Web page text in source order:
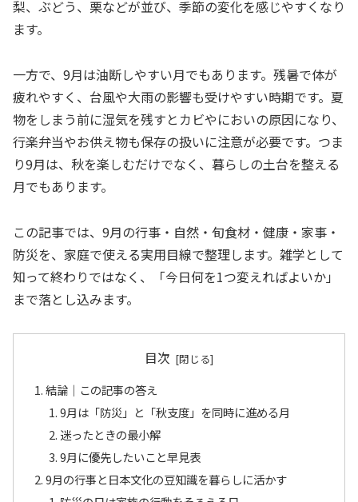
梨、ぶどう、栗などが並び、季節の変化を感じやすくなり
ます。
一方で、9月は油断しやすい月でもあります。残暑で体が
疲れやすく、台風や大雨の影響も受けやすい時期です。夏
物をしまう前に湿気を残すとカビやにおいの原因になり、
行楽弁当やお供え物も保存の扱いに注意が必要です。つま
り9月は、秋を楽しむだけでなく、暮らしの土台を整える
月でもあります。
この記事では、9月の行事・自然・旬食材・健康・家事・
防災を、家庭で使える実用目線で整理します。雑学として
知って終わりではなく、「今日何を1つ変えればよいか」
まで落とし込みます。
目次
結論｜この記事の答え
9月は「防災」と「秋支度」を同時に進める月
迷ったときの最小解
9月に優先したいこと早見表
9月の行事と日本文化の豆知識を暮らしに活かす